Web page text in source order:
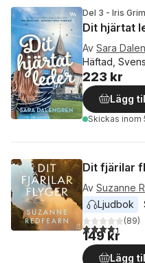
Del 3 - Iris
Dit hjärtat
Av Sara
Häftad,
223 kr
Lägg
Skickas inom
Dit fjärilar
Av Suzanne
Ljudbok
4,3utav 5(89)
149 kr
Lägg